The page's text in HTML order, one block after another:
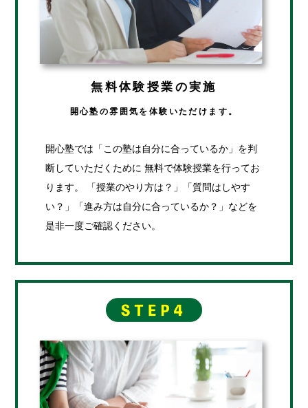
無料体験授業の実施
開心塾の雰囲気を体験いただけます。
開心塾では「この塾は自分に合っているか」を判
断していただくために 無料で体験授業を行ってお
ります。 「授業のやり方は？」「質問はしやす
い？」「進み方は自分に合っているか？」などを
是非一度ご確認ください。